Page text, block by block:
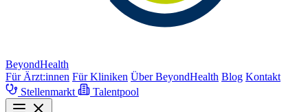
BeyondHealth
Für Ärzt:innen Für Kliniken Über BeyondHealth Blog Kontakt
Stellenmarkt
Talentpool